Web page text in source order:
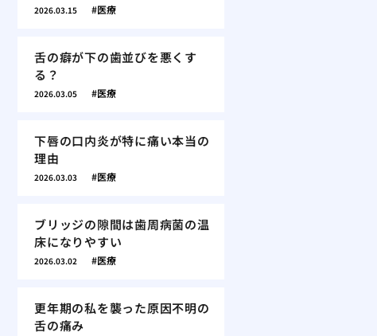
2026.03.15 医療
舌の癖が下の歯並びを悪くす
る？
2026.03.05 医療
下唇の口内炎が特に痛い本当の
理由
2026.03.03 医療
ブリッジの隙間は歯周病菌の温
床になりやすい
2026.03.02 医療
更年期の私を襲った原因不明の
舌の痛み